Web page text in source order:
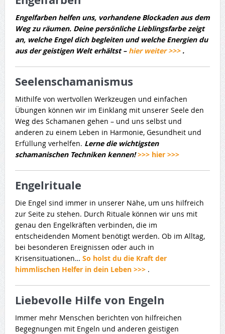
Engelfarben helfen uns, vorhandene Blockaden aus dem
Weg zu räumen. Deine persönliche Lieblingsfarbe zeigt
an, welche Engel dich begleiten und welche Energien du
aus der geistigen Welt erhältst – hier weiter >>> .
Seelenschamanismus
Mithilfe von wertvollen Werkzeugen und einfachen
Übungen können wir im Einklang mit unserer Seele den
Weg des Schamanen gehen – und uns selbst und
anderen zu einem Leben in Harmonie, Gesundheit und
Erfüllung verhelfen. Lerne die wichtigsten
schamanischen Techniken kennen!>>> hier >>>
Engelrituale
Die Engel sind immer in unserer Nähe, um uns hilfreich
zur Seite zu stehen. Durch Rituale können wir uns mit
genau den Engelkräften verbinden, die im
entscheidenden Moment benötigt werden. Ob im Alltag,
bei besonderen Ereignissen oder auch in
Krisensituationen… So holst du die Kraft der
himmlischen Helfer in dein Leben >>> .
Liebevolle Hilfe von Engeln
Immer mehr Menschen berichten von hilfreichen
Begegnungen mit Engeln und anderen geistigen